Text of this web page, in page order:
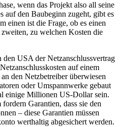
wenn das Projekt also all seine
auf den Baubeginn zugeht, gibt es
einen ist die Frage, ob es einen
zu welchen Kosten die
USA der Netzanschlussvertrag
auf einem
den Netzbetreiber überwiesen
oder Umspannwerke gebaut
einige Millionen US-Dollar sein.
Garantien, dass sie den
– diese Garantien müssen
werthaltig abgesichert werden.